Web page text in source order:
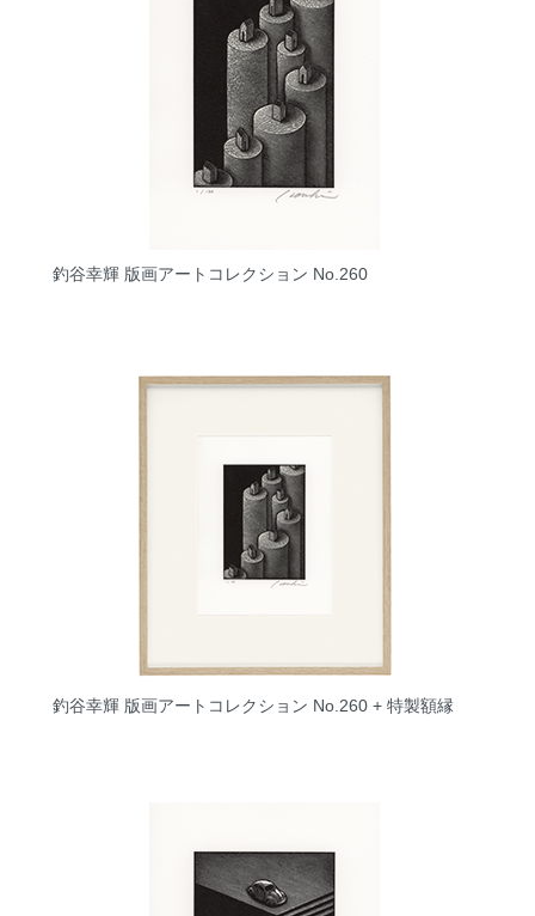
釣谷幸輝 版画アートコレクション No.260
釣谷幸輝 版画アートコレクション No.260 + 特製額縁